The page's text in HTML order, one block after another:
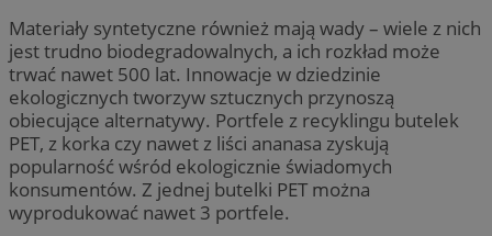
Materiały syntetyczne również mają wady – wiele z nich
jest trudno biodegradowalnych, a ich rozkład może
trwać nawet 500 lat. Innowacje w dziedzinie
ekologicznych tworzyw sztucznych przynoszą
obiecujące alternatywy. Portfele z recyklingu butelek
PET, z korka czy nawet z liści ananasa zyskują
popularność wśród ekologicznie świadomych
konsumentów. Z jednej butelki PET można
wyprodukować nawet 3 portfele.